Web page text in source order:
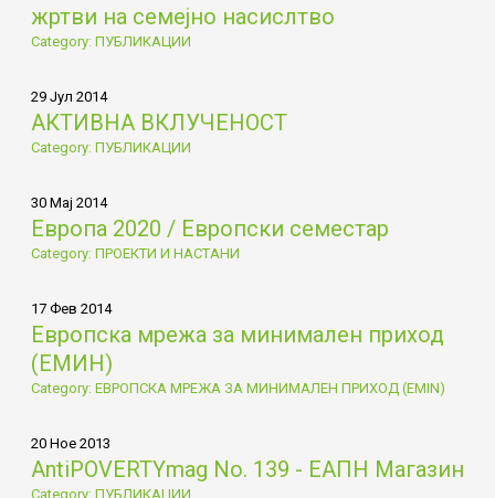
жртви на семејно насислтво
Category: ПУБЛИКАЦИИ
29 Јул 2014
АКТИВНА ВКЛУЧЕНОСТ
Category: ПУБЛИКАЦИИ
30 Мај 2014
Европа 2020 / Европски семестар
Category: ПРОЕКТИ И НАСТАНИ
17 Фев 2014
Европска мрежа за минимален приход
(ЕМИН)
Category: ЕВРОПСКА МРЕЖА ЗА МИНИМАЛЕН ПРИХОД (EMIN)
20 Ное 2013
AntiPOVERTYmag No. 139 - ЕАПН Магазин
Category: ПУБЛИКАЦИИ